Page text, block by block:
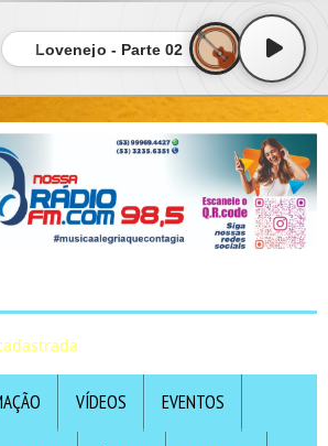
Lovenejo - Parte 02
VÍDEOS EVENTOS